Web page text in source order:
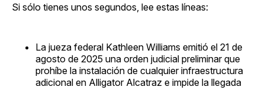
Si sólo tienes unos segundos, lee estas líneas:
La jueza federal Kathleen Williams emitió el 21 de
agosto de 2025 una orden judicial preliminar que
prohíbe la instalación de cualquier infraestructura
adicional en Alligator Alcatraz e impide la llegada